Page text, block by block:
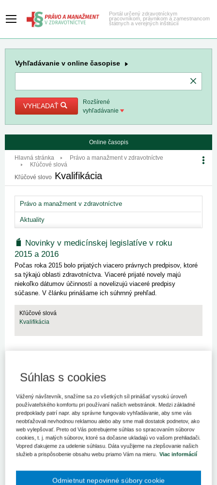
Portál určený zdravotníckym
pracovníkom, právnikom a zamestnancom
štátnych a verejných inštitúcií
Vyhľadávanie v online časopise
VYHĽADAŤ
Rozšírené
vyhľadávanie
Online časopis
Hlavná stránka
Právo a manažment v zdravotníctve
Kľúčové slová
Kľúčové slovo Kvalifikácia
Právo a manažment v zdravotníctve
Aktuality
Novinky v medicínskej legislatíve v roku
2015 a 2016
Počas roka 2015 bolo prijatých viacero právnych predpisov, ktoré
sa týkajú oblasti zdravotníctva. Viaceré prijaté novely majú
niekoľko dátumov účinností a novelizujú viaceré predpisy
súčasne. V článku prinášame ich súhrnný prehľad.
Kľúčové slová
Kvalifikácia
Uznávanie kvalifikácií zdravotníckych
pracovníkov so slovenskými a
československými dokladmi o vzdelaní v
Európskej únii
Jedna zo štyroch základných slobôd jednotného vnútorného trhu
Európskej únie je voľný pohyb osôb, ktorý umožňuje občanom SR
požiadať o uznanie svojej získanej kvalifikácie na Slovensku alebo
v bývalom Československu v inom štáte Európskeho hospodá...
Kvalifikácia
Súhlas s cookies
Vážený návštevník, snažíme sa zo všetkých síl prinášať vysokú úroveň
používateľského komfortu pri používaní našich webstránok. Medzi základné
predpoklady patrí napr. aby správne fungovalo vyhľadávanie, aby sme vás
neobťažovali nevhodnou reklamou alebo aby sme mali dostatok podnetov, ako
web vylepšovať. Preto od Vás potrebujeme súhlas so spracovaním súborov
cookies, t. j. malých súborov, ktoré sa dočasne ukladajú vo vašom prehliadači.
Vopred ďakujeme za udelenie súhlasu. Dáta využijeme na zlepšovanie našich
služieb a prispôsobenie obsahu webu priamo Vám na mieru. Viac informácií
Odmietnut nepovinné súbory cookie